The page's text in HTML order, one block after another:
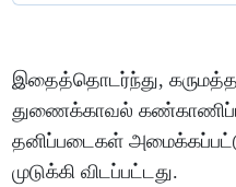
இதைத்தொடர்ந்து,
துணைக்காவல்
தனிப்படைகள்
முடுக்கி விடப்பட்டது.